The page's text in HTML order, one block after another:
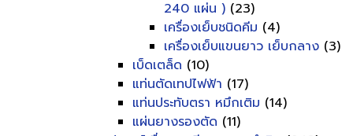
240 แผ่น ) (23)
เครื่องเย็บชนิดคีม (4)
เครื่องเย็บแขนยาว เย็บกลาง (3)
เบ็ดเตล็ด (10)
แท่นตัดเทปไฟฟ้า (17)
แท่นประทับตรา หมึกเติม (14)
แผ่นยางรองตัด (11)